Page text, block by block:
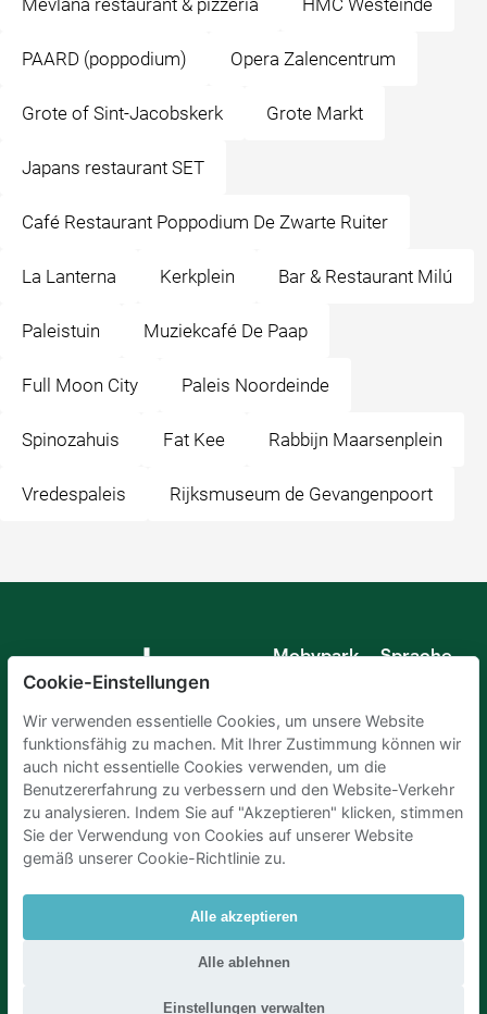
Mevlana restaurant & pizzeria HMC Westeinde
PAARD (poppodium) Opera Zalencentrum
Grote of Sint-Jacobskerk Grote Markt
Japans restaurant SET
Café Restaurant Poppodium De Zwarte Ruiter
La Lanterna Kerkplein Bar & Restaurant Milú
Paleistuin Muziekcafé De Paap
Full Moon City Paleis Noordeinde
Spinozahuis Fat Kee Rabbijn Maarsenplein
Vredespaleis Rijksmuseum de Gevangenpoort
Mobypark
Sprache
Spanisch
Französisch
Italienisch
Niederländisch
Parkplaetze Amsterdam|Parkeren Brussel
Parken Flughafen Zuerich|Parken flughafen amsterdam
Cookie-Einstellungen
Wir verwenden essentielle Cookies, um unsere Website
funktionsfähig zu machen. Mit Ihrer Zustimmung können wir
auch nicht essentielle Cookies verwenden, um die
Benutzererfahrung zu verbessern und den Website-Verkehr
zu analysieren. Indem Sie auf "Akzeptieren" klicken, stimmen
Sie der Verwendung von Cookies auf unserer Website
gemäß unserer Cookie-Richtlinie zu.
Alle akzeptieren
Alle ablehnen
Einstellungen verwalten